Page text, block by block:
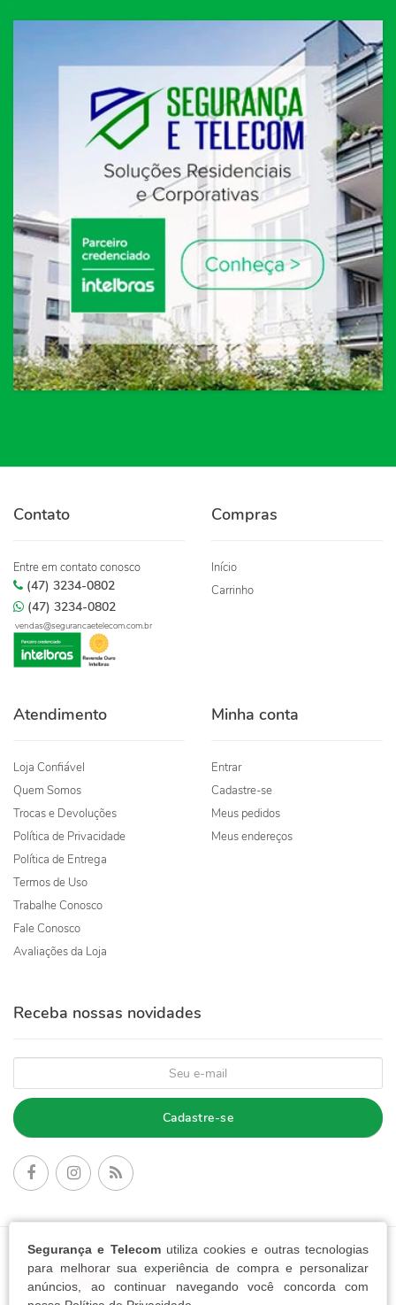
Segurança e Telecomutiliza cookies e outras tecnologias
para melhorar sua experiência de compra e personalizar
anúncios, ao continuar navegando você concorda com
Contato
Entre em contato conosco
(47) 3234-0802
(47) 3234-0802
vendas@segurancaetelecom.com.br
Compras
Início
Carrinho
Atendimento
Loja Confiável
Quem Somos
Trocas e Devoluções
Política de Privacidade
Política de Entrega
Termos de Uso
Trabalhe Conosco
Fale Conosco
Avaliações da Loja
Minha conta
Entrar
Cadastre-se
Meus pedidos
Meus endereços
Receba nossas novidades
Cadastre-se
FORMAS DE PAGAMENTO: